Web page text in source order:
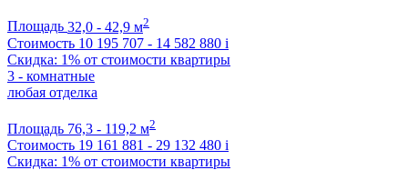
Площадь 32,0 - 42,9 м2
Стоимость 10 195 707 - 14 582 880 i
Скидка: 1% от стоимости квартиры
3 - комнатные
любая отделка
Площадь 76,3 - 119,2 м2
Стоимость 19 161 881 - 29 132 480 i
Скидка: 1% от стоимости квартиры